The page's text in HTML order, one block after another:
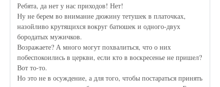
Ребята, да нет у нас приходов! Нет!
Ну не берем во внимание дюжину тетушек в платочках,
назойливо крутящихся вокруг батюшек и одного-двух
бородатых мужичков.
Возражаете? А много могут похвалиться, что о них
побеспокоились в церкви, если кто в воскресенье не пришел?
Вот то-то.
Но это не в осуждение, а для того, чтобы постараться принять